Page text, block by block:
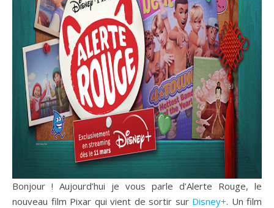
Bonjour ! Aujourd’hui je vous parle d’Alerte Rouge, le
nouveau film Pixar qui vient de sortir sur Disney+. Un film